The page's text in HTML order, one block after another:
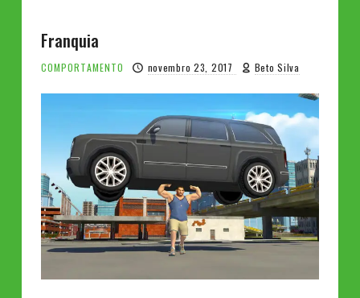
Franquia
COMPORTAMENTO novembro 23, 2017 Beto Silva